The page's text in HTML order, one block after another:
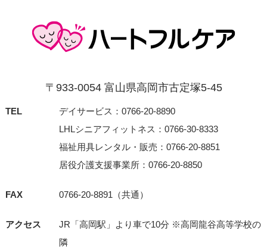
〒933-0054 富⼭県⾼岡市古定塚5-45
TEL
デイサービス：0766-20-8890
LHLシニアフィットネス：0766-30-8333
福祉用具レンタル・販売：0766-20-8851
居役介護支援事業所：0766-20-8850
FAX 0766-20-8891（共通）
アクセス
JR「⾼岡駅」より⾞で10分 ※⾼岡⿓⾕⾼等学校の
隣